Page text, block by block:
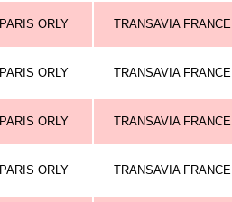
PARIS ORLY TRANSAVIA FRANCE
PARIS ORLY TRANSAVIA FRANCE
PARIS ORLY TRANSAVIA FRANCE
PARIS ORLY TRANSAVIA FRANCE